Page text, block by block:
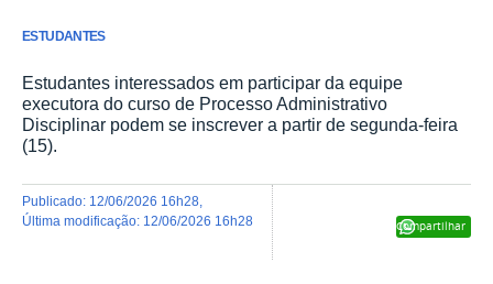
ESTUDANTES
Estudantes interessados em participar da equipe
executora do curso de Processo Administrativo
Disciplinar podem se inscrever a partir de segunda-feira
(15).
Compartilhar
publicado: 12/06/2026 16h28
última modificação: 12/06/2026 16h28